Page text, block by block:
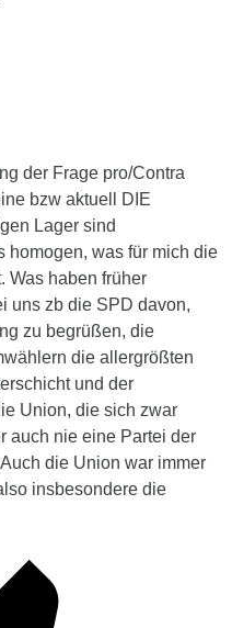
der Frage pro/Contra
bzw aktuell DIE
Lager sind
homogen, was für mich die
Was haben früher
uns zb die SPD davon,
zu begrüßen, die
die allergrößten
und der
Union, die sich zwar
auch nie eine Partei der
die Union war immer
insbesondere die